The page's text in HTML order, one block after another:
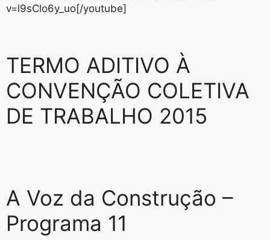
v=l9sClo6y_uo[/youtube]
TERMO ADITIVO À
CONVENÇÃO COLETIVA
DE TRABALHO 2015
A Voz da Construção –
Programa 11